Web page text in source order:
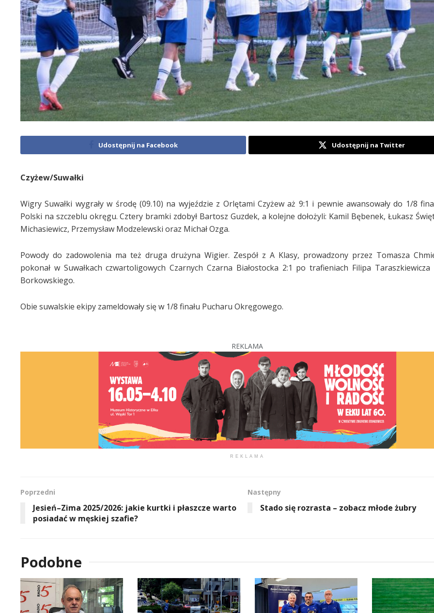
Udostępnij na Facebook Udostępnij na Twitter
Czyżew/Suwałki
Wigry Suwałki wygrały w środę (09.10) na wyjeździe z Orlętami Czyżew aż 9:1 i pewnie awansowały do 1/8
Polski na szczeblu okręgu. Cztery bramki zdobył Bartosz Guzdek, a kolejne dołożyli: Kamil Bębenek, Łukasz
Michasiewicz, Przemysław Modzelewski oraz Michał Ozga.
Powody do zadowolenia ma też druga drużyna Wigier. Zespół z A Klasy, prowadzony przez Tomasza
pokonał w Suwałkach czwartoligowych Czarnych Czarna Białostocka 2:1 po trafieniach Filipa
Borkowskiego.
Obie suwalskie ekipy zameldowały się w 1/8 finału Pucharu Okręgowego.
REKLAMA
REKLAMA
Poprzedni
Jesień–Zima 2025/2026: jakie kurtki i płaszcze warto
posiadać w męskiej szafie?
Następny
Stado się rozrasta – zobacz młode żubry
Podobne